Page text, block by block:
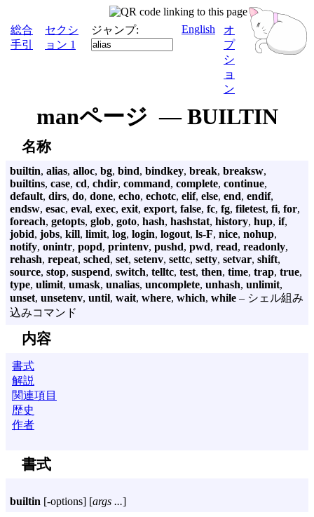
総合
手引
セクシ
ョン 1
ジャンプ: English
オ
プ
シ
ョ
ン
manページ — BUILTIN
名称
builtin, alias, alloc, bg, bind, bindkey, break, breaksw,
builtins, case, cd, chdir, command, complete, continue,
default, dirs, do, done, echo, echotc, elif, else, end, endif,
endsw, esac, eval, exec, exit, export, false, fc, fg, filetest, fi, for,
foreach, getopts, glob, goto, hash, hashstat, history, hup, if,
jobid, jobs, kill, limit, log, login, logout, ls-F, nice, nohup,
notify, onintr, popd, printenv, pushd, pwd, read, readonly,
rehash, repeat, sched, set, setenv, settc, setty, setvar, shift,
source, stop, suspend, switch, telltc, test, then, time, trap, true,
type, ulimit, umask, unalias, uncomplete, unhash, unlimit,
unset, unsetenv, until, wait, where, which, while – シェル組み
込みコマンド
内容
書式
解説
関連項目
歴史
作者
書式
builtin [-options] [args ...]